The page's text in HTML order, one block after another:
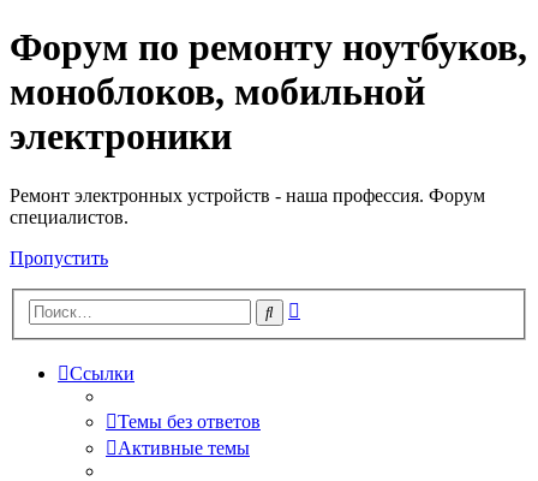
Регистрация
Форум по ремонту ноутбуков,
моноблоков, мобильной
электроники
Ремонт электронных устройств - наша профессия. Форум
специалистов.
Пропустить
Поиск
Ссылки
Темы без ответов
Активные темы